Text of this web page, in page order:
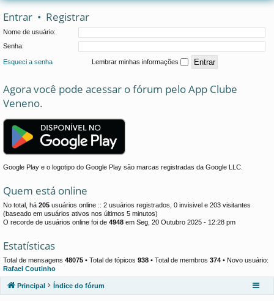
Entrar • Registrar
Nome de usuário:
Senha:
Esqueci a senha Lembrar minhas informações
Agora você pode acessar o fórum pelo App Clube
Veneno.
Google Play e o logotipo do Google Play são marcas registradas da Google LLC.
Quem está online
No total, há 205 usuários online :: 2 usuários registrados, 0 invisivel e 203 visitantes
(baseado em usuários ativos nos últimos 5 minutos)
O recorde de usuários online foi de 4948 em Seg, 20 Outubro 2025 - 12:28 pm
Estatísticas
Total de mensagens 48075 • Total de tópicos 938 • Total de membros 374 • Novo usuário:
Rafael Coutinho
Principal Índice do fórum